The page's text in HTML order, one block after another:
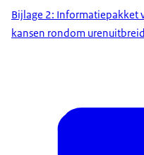
Bijlage 2: Informatiepakket
kansen rondom